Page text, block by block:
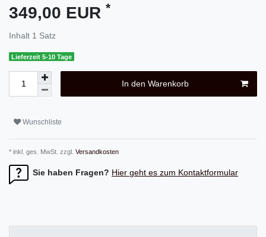
349,00 EUR *
Inhalt 1 Satz
Lieferzeit 5-10 Tage
In den Warenkorb
Wunschliste
* inkl. ges. MwSt. zzgl. Versandkosten
Sie haben Fragen? Hier geht es zum Kontaktformular